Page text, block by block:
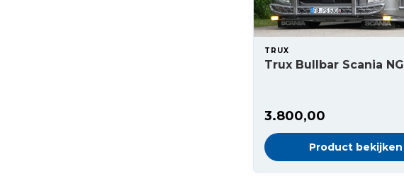
TRUX
Trux Bullbar Scania NG
3.800,00
Product bekijken